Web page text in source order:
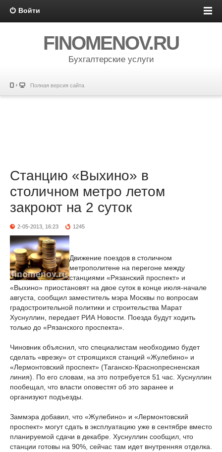
Войти
FINOMENOV.RU
Бухгалтерские услуги
Полная версия сайта
Станцию «Выхино» в
столичном метро летом
закроют на 2 суток
2-05-2013, 16:23 1245
Движение поездов в столичном
метрополитене на перегоне между
станциями «Рязанский проспект» и
«Выхино» приостановят на двое суток в конце июля-начале
августа, сообщил заместитель мэра Москвы по вопросам
градостроительной политики и строительства Марат
Хуснуллин, передает РИА Новости. Поезда будут ходить
только до «Рязанского проспекта».
Чиновник объяснил, что специалистам необходимо будет
сделать «врезку» от строящихся станций «Жулебино» и
«Лермонтовский проспект» (Таганско-Краснопресненская
линия). По его словам, на это потребуется 51 час. Хуснуллин
пообещал, что власти оповестят об это заранее и
организуют подъезды.
Заммэра добавил, что «Жулебино» и «Лермонтовский
проспект» могут сдать в эксплуатацию уже в сентябре вместо
планируемой сдачи в декабре. Хуснуллин сообщил, что
станции готовы на 90%, сейчас там идет внутренняя отделка.